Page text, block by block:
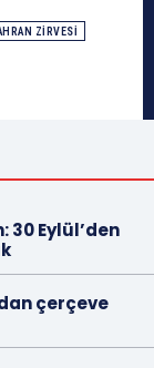
ZIRVESI
30 Eylül’den
çerçeve